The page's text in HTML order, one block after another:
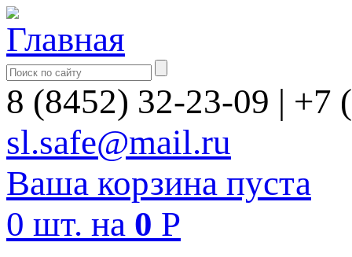
8 (8452) 32-23-09 | +7
sl.safe@mail.ru
Ваша корзина пуста
0 шт. на 0 Р